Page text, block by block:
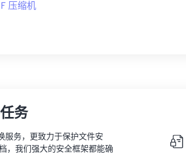
压缩机
务
服务，更致力于保护文件安
，我们强大的安全框架都能确